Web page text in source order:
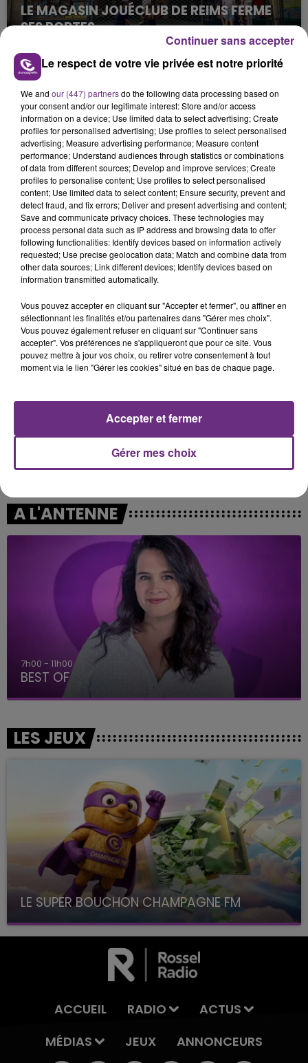
LE MAGASIN JOUÉCLUB DE REIMS FERME
SES PORTES
C'était l'une des institutions du centre-ville
rémois. Le magasin JouéClub est contraint de
fermer ses portes.
TITRES DIFFUSÉS
5h06
5h06
TAYLOR SWIFT
Elizabeth Taylor
5h02
5h02
FLO RIDA
5h00
5h00
Fever Dream
4h56
4h56
I Just Might
A L'ANTENNE
7h00 - 11h00
BEST OF
LES JEUX
LE SUPER BOUCHON CHAMPAGNE FM
avec La Famille Champagne FM, à 8H10
ACCUEIL RADIO
ACTUS
MÉDIAS
JEUX ANNONCEURS
Le respect de votre vie privée est notre priorité
We and our (447) partnersdo the following data processing based on
your consent and/or our legitimate interest: Store and/or access
information on a device; Use limited data to select advertising; Create
profiles for personalised advertising; Use profiles to select personalised
advertising; Measure advertising performance; Measure content
performance; Understand audiences through statistics or combinations
of data from different sources; Develop and improve services; Create
profiles to personalise content; Use profiles to select personalised
content; Use limited data to select content; Ensure security, prevent and
detect fraud, and fix errors; Deliver and present advertising and content;
Save and communicate privacy choices. These technologies may
process personal data such as IP address and browsing data to offer
following functionalities: Identify devices based on information actively
requested; Use precise geolocation data; Match and combine data from
other data sources; Link different devices; Identify devices based on
information transmitted automatically.
Vous pouvez accepter en cliquant sur "Accepter et fermer", ou affiner en
sélectionnant les finalités et/ou partenaires dans "Gérer mes choix".
Vous pouvez également refuser en cliquant sur "Continuer sans
accepter". Vos préférences ne s'appliqueront que pour ce site. Vous
pouvez mettre à jour vos choix, ou retirer votre consentement à tout
moment via le lien "Gérer les cookies" situé en bas de chaque page.
Gérer mes choix
Accepter et fermer
Continuer sans accepter